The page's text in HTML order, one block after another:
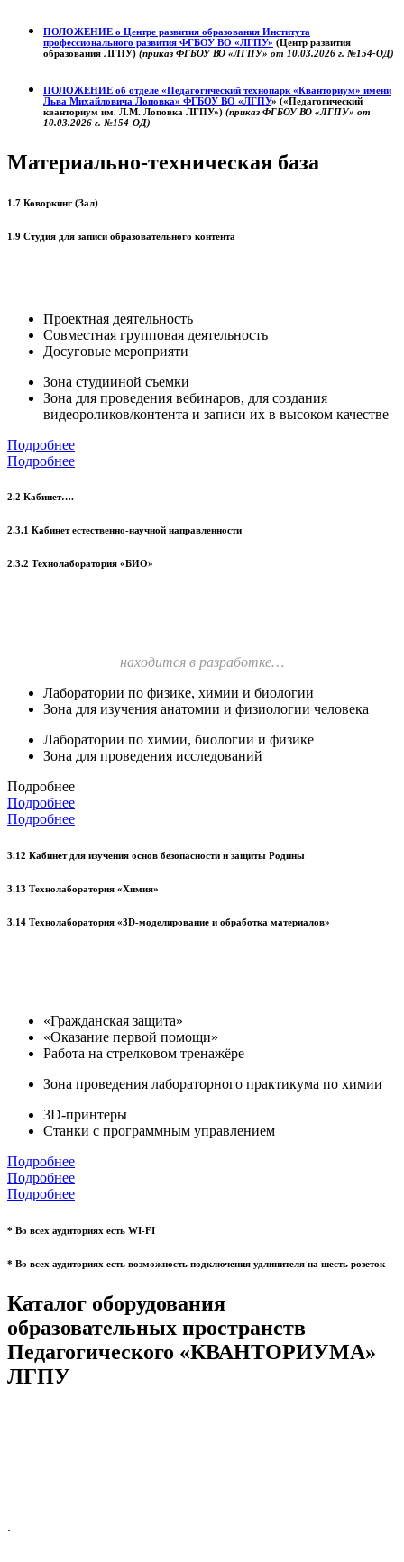
ПОЛОЖЕНИЕ о Центре развития образования Института
профессионального развития ФГБОУ ВО «ЛГПУ» (Центр развития
образования ЛГПУ) (приказ ФГБОУ ВО «ЛГПУ» от 10.03.2026 г. №154-ОД)
ПОЛОЖЕНИЕ об отделе «Педагогический технопарк «Кванториум» имени
Льва Михайловича Лоповка» ФГБОУ ВО «ЛГПУ» («Педагогический
кванториум им. Л.М. Лоповка ЛГПУ») (приказ ФГБОУ ВО «ЛГПУ» от
10.03.2026 г. №154-ОД)
Материально-техническая база
1.7 Коворкинг (Зал)
1.9 Студия для записи образовательного контента
Проектная деятельность
Совместная групповая деятельность
Досуговые мероприяти
Зона студииной съемки
Зона для проведения вебинаров, для создания
видеороликов/контента и записи их в высоком качестве
Подробнее
Подробнее
2.2 Кабинет….
2.3.1 Кабинет естественно-научной направленности
2.3.2 Технолаборатория «БИО»
находится в разработке…
Лаборатории по физике, химии и биологии
Зона для изучения анатомии и физиологии человека
Лаборатории по химии, биологии и физике
Зона для проведения исследований
Подробнее
Подробнее
Подробнее
3.12 Кабинет для изучения основ безопасности и защиты Родины
3.13 Технолаборатория «Химия»
3.14 Технолаборатория «3D-моделирование и обработка материалов»
«Гражданская защита»
«Оказание первой помощи»
Работа на стрелковом тренажёре
Зона проведения лабораторного практикума по химии
3D-принтеры
Станки с программным управлением
Подробнее
Подробнее
Подробнее
* Во всех аудиториях есть WI-FI
* Во всех аудиториях есть возможность подключения удлинителя на шесть розеток
Каталог оборудования
образовательных пространств
Педагогического «КВАНТОРИУМА»
ЛГПУ
.